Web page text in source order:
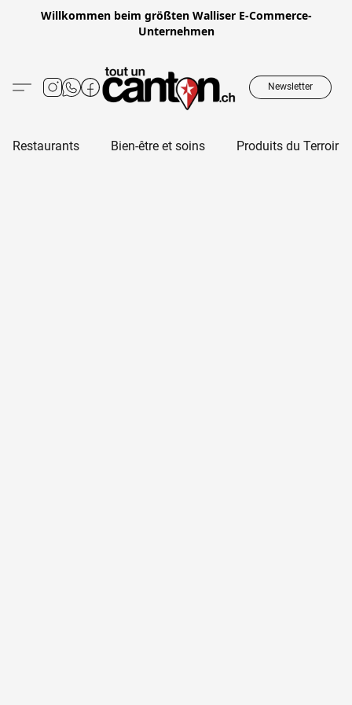
Willkommen beim größten Walliser E-Commerce-
Unternehmen
Newsletter
Restaurants Bien-être et soins Produits du Terroir